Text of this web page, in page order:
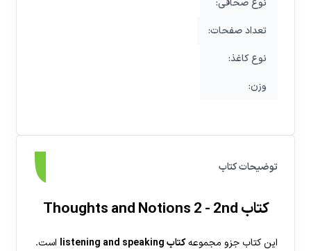
توضیحات کتاب
کتاب Thoughts and Notions 2 - 2nd
این کتاب جزو مجموعهکتاب listening and speaking است.
:نوع صحافی
:تعداد صفحات
:نوع کاغذ
:وزن